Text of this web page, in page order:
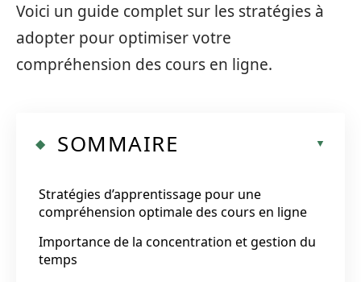
Voici un guide complet sur les stratégies à
adopter pour optimiser votre
compréhension des cours en ligne.
SOMMAIRE
Stratégies d’apprentissage pour une
compréhension optimale des cours en ligne
Importance de la concentration et gestion du
temps